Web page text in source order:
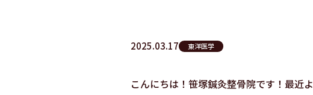
2025.03.17 東洋医学
こんにちは！笹塚鍼灸整骨院です！最近